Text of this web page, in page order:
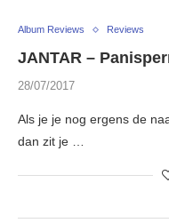
Album Reviews Reviews
JANTAR –
28/07/2017
Als je je nog ergens de
dan zit je …